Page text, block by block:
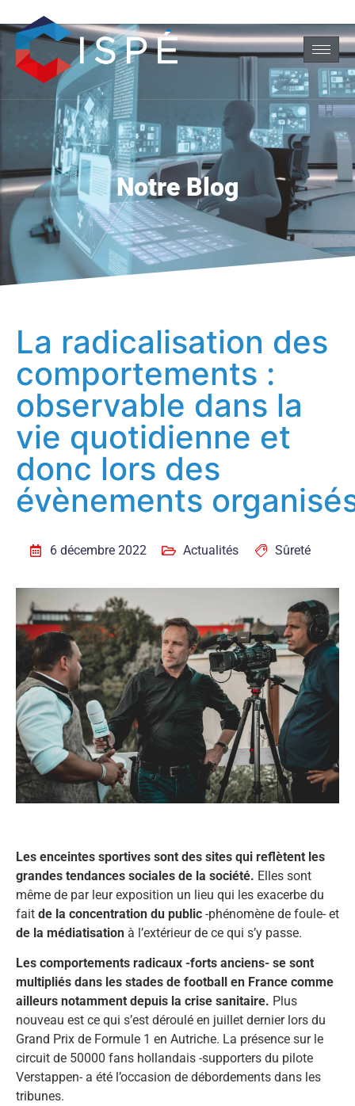
Notre Blog
La radicalisation des
comportements :
observable dans la
vie quotidienne et
donc lors des
évènements
6 décembre 2022 Actualités Sûreté
Les enceintes sportives sont des sites qui reflètent les
grandes tendances sociales de la société. Elles sont
même de par leur exposition un lieu qui les exacerbe du
fait de la concentration du public -phénomène de foule- et
de la médiatisation à l’extérieur de ce qui s’y passe.
Les comportements radicaux -forts anciens- se sont
multipliés dans les stades de football en France comme
ailleurs notamment depuis la crise sanitaire. Plus
nouveau est ce qui s’est déroulé en juillet dernier lors du
Grand Prix de Formule 1 en Autriche. La présence sur le
circuit de 50000 fans hollandais -supporters du pilote
Verstappen- a été l’occasion de débordements dans les
tribunes.